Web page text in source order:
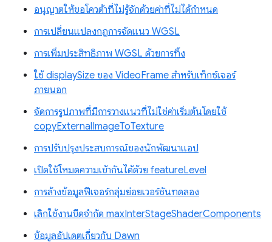
อนุญาตให้ขอโควต้าที่ไม่รู้จักด้วยค่าที่ไม่ได้กำหนด
การเปลี่ยนแปลงกฎการจัดแนว WGSL
การเพิ่มประสิทธิภาพ WGSL ด้วยการทิ้ง
ใช้ displaySize ของ VideoFrame สำหรับเท็กซ์เจอร์
ภายนอก
จัดการรูปภาพที่มีการวางแนวที่ไม่ใช่ค่าเริ่มต้นโดยใช้
copyExternalImageToTexture
การปรับปรุงประสบการณ์ของนักพัฒนาแอป
เปิดใช้โหมดความเข้ากันได้ด้วย featureLevel
การล้างข้อมูลฟีเจอร์กลุ่มย่อยเวอร์ชันทดลอง
เลิกใช้งานขีดจำกัด maxInterStageShaderComponents
ข้อมูลอัปเดตเกี่ยวกับ Dawn